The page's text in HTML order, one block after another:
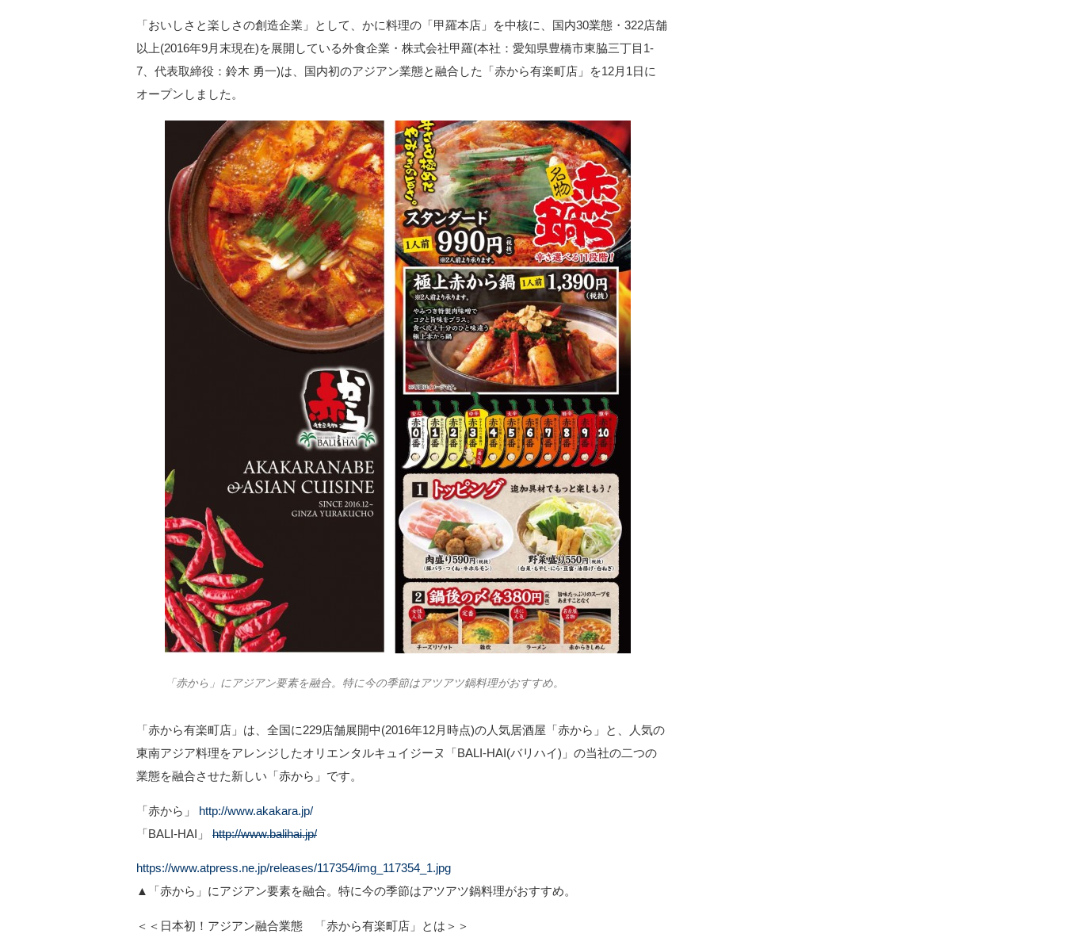
「おいしさと楽しさの創造企業」として、かに料理の「甲羅本店」を中核に、国内30業態・322店舗
以上(2016年9月末現在)を展開している外食企業・株式会社甲羅(本社：愛知県豊橋市東脇三丁目1-
7、代表取締役：鈴木 勇一)は、国内初のアジアン業態と融合した「赤から有楽町店」を12月1日に
オープンしました。
「赤から」にアジアン要素を融合。特に今の季節はアツアツ鍋料理がおすすめ。
「赤から有楽町店」は、全国に229店舗展開中(2016年12月時点)の人気居酒屋「赤から」と、人気の
東南アジア料理をアレンジしたオリエンタルキュイジーヌ「BALI-HAI(バリハイ)」の当社の二つの
業態を融合させた新しい「赤から」です。
「赤から」 http://www.akakara.jp/
「BALI-HAI」 http://www.balihai.jp/
https://www.atpress.ne.jp/releases/117354/img_117354_1.jpg
▲「赤から」にアジアン要素を融合。特に今の季節はアツアツ鍋料理がおすすめ。
＜＜日本初！アジアン融合業態 「赤から有楽町店」とは＞＞